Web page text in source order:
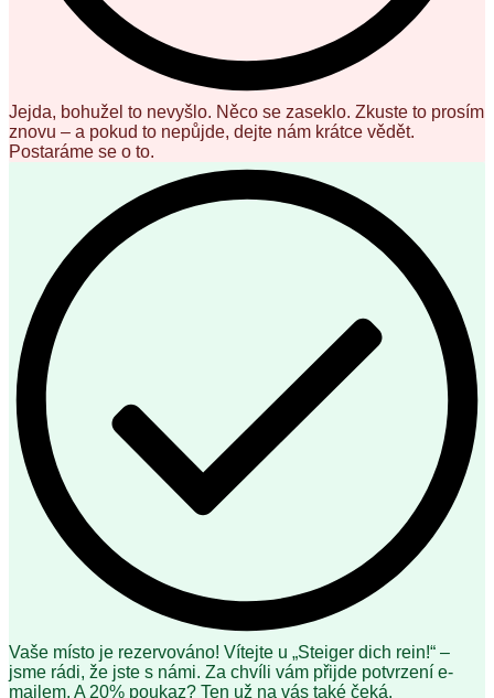
Jejda, bohužel to nevyšlo. Něco se zaseklo. Zkuste to prosím
znovu – a pokud to nepůjde, dejte nám krátce vědět.
Postaráme se o to.
Vaše místo je rezervováno! Vítejte u „Steiger dich rein!“ –
jsme rádi, že jste s námi. Za chvíli vám přijde potvrzení e-
mailem. A 20% poukaz? Ten už na vás také čeká.